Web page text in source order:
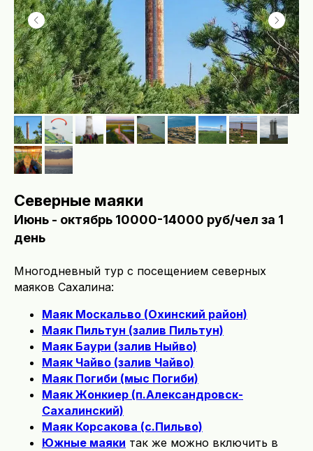
Северные маяки
Июнь - октябрь 10000-14000 руб/чел за 1
день
Многодневный тур с посещением северных
маяков Сахалина:
Маяк Москальво (Охинский район)
Маяк Пильтун (залив Пильтун)
Маяк Баури (залив Ныйво)
Маяк Чайво (залив Чайво)
Маяк Погиби (мыс Погиби)
Маяк Жонкиер (п.Александровск-
Сахалинский)
Маяк Корсакова (с.Пильво)
Южные маяки так же можно включить в